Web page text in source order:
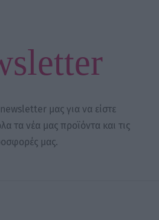
μας για να είστε
τα νέα μας προϊόντα και τις
μας.